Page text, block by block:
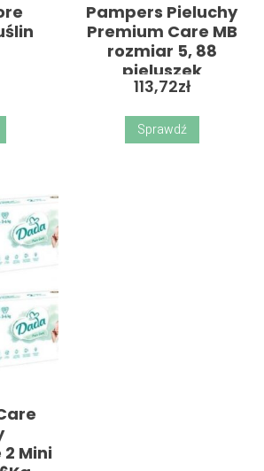
Pampers Pieluchy
Premium Care MB
rozmiar 5, 88
pieluszek
113,72zł
Sprawdź
Mini